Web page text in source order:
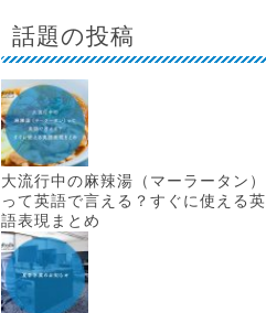
話題の投稿
大流行中の麻辣湯（マーラータン）
って英語で言える？すぐに使える英
語表現まとめ